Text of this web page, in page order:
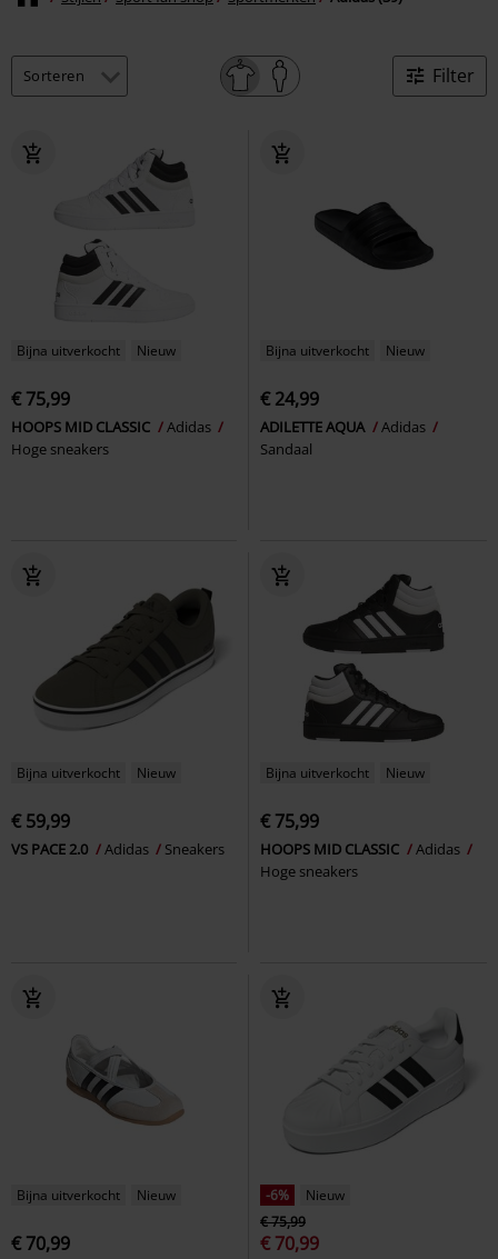
Filter
Bijna uitverkocht Nieuw
€ 75,99
HOOPS MID CLASSIC
Adidas
Hoge sneakers
Bijna uitverkocht Nieuw
€ 24,99
ADILETTE AQUA
Adidas
Sandaal
Bijna uitverkocht Nieuw
€ 59,99
VS PACE 2.0 Adidas Sneakers
Bijna uitverkocht Nieuw
€ 75,99
HOOPS MID CLASSIC
Adidas
Hoge sneakers
Bijna uitverkocht Nieuw
€ 70,99
-6%
Nieuw
€ 75,99
€ 70,99